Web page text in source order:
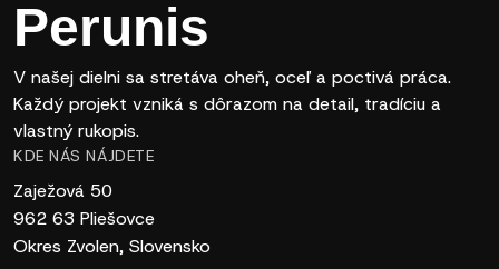
Perunis
V našej dielni sa stretáva oheň, oceľ a poctivá práca.
Každý projekt vzniká s dôrazom na detail, tradíciu a
vlastný rukopis.
KDE NÁS NÁJDETE
Zaježová 50
962 63 Pliešovce
Okres Zvolen, Slovensko